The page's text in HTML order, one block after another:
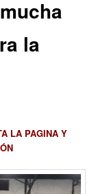
la
LA PAGINA Y